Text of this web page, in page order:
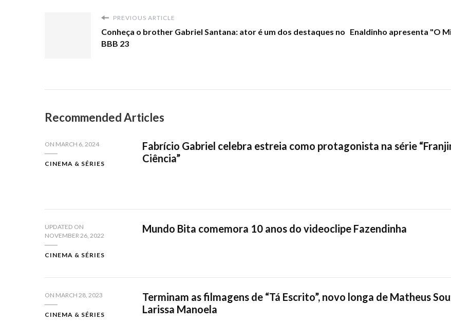
PREVIOUS ARTICLE
Conheça o brother Gabriel Santana: ator é um dos destaques no
BBB 23
Enaldinho apresenta "O
Recommended Articles
ON MARCH 6, 2024
CINEMA & SÉRIES
Fabrício Gabriel celebra estreia como protagonista na série
Ciência”
UPDATED ON
NOVEMBER 26, 2022
CINEMA & SÉRIES
Mundo Bita comemora 10 anos do videoclipe Fazendinha
ON MARCH 28, 2023
CINEMA & SÉRIES
Terminam as filmagens de “Tá Escrito”, novo longa de Matheus
Larissa Manoela